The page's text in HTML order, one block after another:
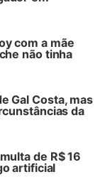
com a mãe
não tinha
Gal Costa, mas
da
de R$ 16
artificial